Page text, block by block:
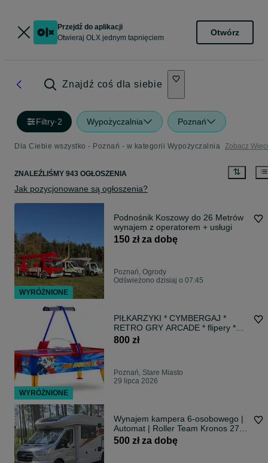
Przejdź do aplikacji
Otwieraj OLX jednym tapnięciem
Otwórz
Znajdź coś dla siebie
Filtry·2 Wypożyczalnia Poznań
Dla Ciebie wszystko - Poznań - w kategorii Wypożyczalnia Zobacz
ZNALEŹLIŚMY 943 OGŁOSZENIA
Jak pozycjonowane są ogłoszenia?
Podnośnik Koszowy do 26 Metrów
wynajem z operatorem + usługi
150 zł za dobę
Poznań, Ogrody
Odświeżono dzisiaj o 07:45
PIŁKARZYKI * CYMBERGAJ *
RETRO GRY ARCADE * flipery *
darty * mobilne kasyno
800 zł
Poznań, Stare Miasto
29 lipca 2026
Wynajem kampera 6-osobowego |
Automat | Roller Team Kronos 274
TL | okolice Poznania
500 zł za dobę
WYRÓŻNIONE
WYRÓŻNIONE